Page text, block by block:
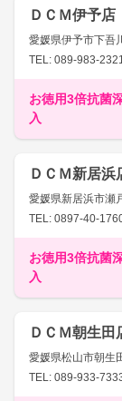
ＤＣＭ伊予店
愛媛県伊予市下吾
TEL: 089-983-
お徳用3倍抗菌
入
ＤＣＭ新居浜
愛媛県新居浜市瀬
TEL: 0897-40-
お徳用3倍抗菌
入
ＤＣＭ朝生田
愛媛県松山市朝生
TEL: 089-933-